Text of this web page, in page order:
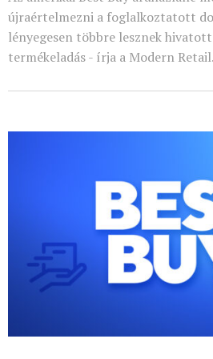
újraértelmezni a foglalkoztatott
lényegesen többre lesznek
termékeladás - írja a Modern Retail.